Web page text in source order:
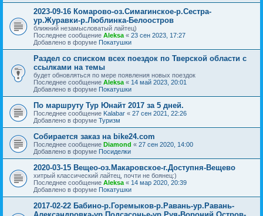
2023-09-16 Комарово-оз.Симагинское-р.Сестра-
ур.Журавки-р.Люблинка-Белоостров
ближний незамысловатый лайтец)
Последнее сообщение Aleksa « 23 сен 2023, 17:27
Добавлено в форуме Покатушки
Раздел со списком всех поездок по Тверской области с
ссылками на темы
будет обновляться по мере появления новых поездок
Последнее сообщение Aleksa « 14 май 2023, 20:01
Добавлено в форуме Покатушки
По маршруту Тур Юнайт 2017 за 5 дней.
Последнее сообщение Kalabar « 27 сен 2021, 22:26
Добавлено в форуме Туризм
Собирается заказ на bike24.com
Последнее сообщение Diamond « 27 сен 2020, 14:00
Добавлено в форуме Посиделки
2020-03-15 Вещео-оз.Макаровское-г.Доступня-Вещево
хитрый классический лайтец, почти не боянец:)
Последнее сообщение Aleksa « 14 мар 2020, 20:39
Добавлено в форуме Покатушки
2017-02-22 Бабино-р.Горемыков-р.Равань-ур.Равань-
Александровка-ур.Подсасонье-ур.Руя-Вороний Остров-